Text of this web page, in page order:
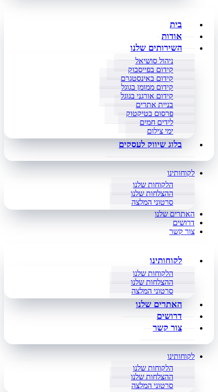
בית
אודות
השירותים שלנו
ניהול סושיאל
קידום בפייסבוק
קידום באינסטגרם
קידום ממומן בגוגל
קידום אורגני בגוגל
בניית אתרים
פרסום בטיקטוק
לידים חמים
ימי צילום
בלוג שיווק לעסקים
לקוחותינו
הלקוחות שלנו
ההצלחות שלנו
סרטוני המלצה
האתרים שלנו
דרושים
צור קשר
לקוחותינו
הלקוחות שלנו
ההצלחות שלנו
סרטוני המלצה
האתרים שלנו
דרושים
צור קשר
לקוחותינו
הלקוחות שלנו
ההצלחות שלנו
סרטוני המלצה